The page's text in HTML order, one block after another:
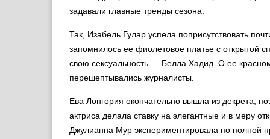
задавали главные тренды сезона.
Так, Изабель Гулар успела поприсутствовать
запомнилось ее фиолетовое платье с открытой
свою сексуальность — Белла Хадид. О ее
перешептывались журналисты.
Ева Лонгория окончательно вышла из декрета,
актриса делала ставку на элегантные и в меру
Джулианна Мур экспериментировала по полной